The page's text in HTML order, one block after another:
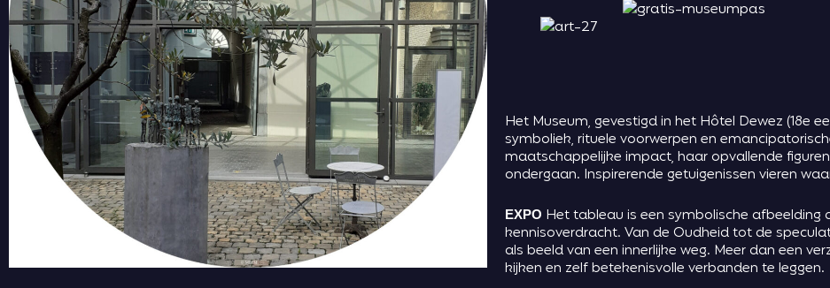
Het Museum, gevestigd in het Hôtel Dewez (18e
symboliek, rituele voorwerpen en
maatschappelijke impact, haar opvallende
ondergaan. Inspirerende getuigenissen vieren
EXPO Het tableau is een symbolische
kennisoverdracht. Van de Oudheid tot de
als beeld van een innerlijke weg. Meer dan een
kijken en zelf betekenisvolle verbanden te leggen.